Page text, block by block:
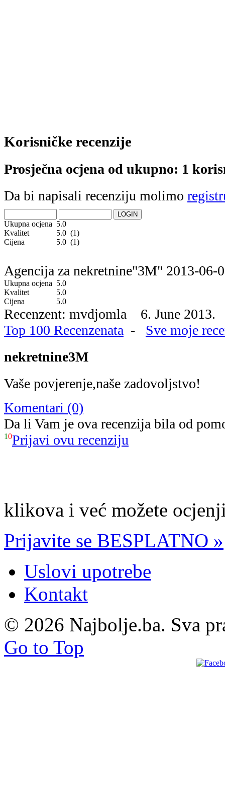
Korisničke recenzije
Prosječna ocjena od ukupno: 1
Da bi napisali recenziju molimo
Ukupna ocjena 5.0
Kvalitet
5.0 (1)
Cijena
5.0 (1)
Agencija za nekretnine"3M" 2013-06-
Ukupna ocjena 5.0
Kvalitet
5.0
Cijena
5.0
Recenzent: mvdjomla 6. June 2013.
Top 100 Recenzenata - Sve moje
nekretnine3M
Vaše povjerenje,naše zadovoljstvo!
Komentari (0)
Da li Vam je ova recenzija bila od
10Prijavi ovu recenziju
klikova i već možete
Prijavite se BESPLATNO »
Uslovi upotrebe
Kontakt
© 2026 Najbolje.ba. Sva
Go to Top